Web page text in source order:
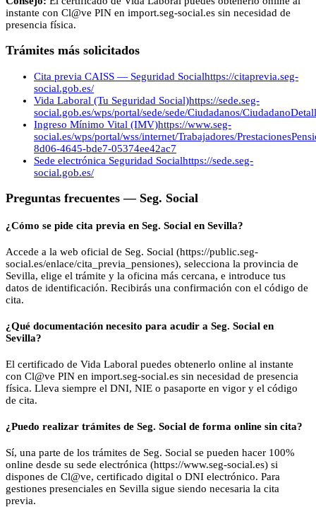
instante con Cl@ve PIN en import.seg-social.es sin necesidad de
presencia física.
Trámites más solicitados
Cita previa CAISS — Seguridad Socialhttps://citaprevia.seg-
social.gob.es/
Vida Laboral (Tu Seguridad Social)https://sede.seg-
social.gob.es/wps/portal/sede/sede/Ciudadanos/
Ingreso Mínimo Vital (IMV)https://www.seg-
social.es/wps/portal/wss/internet/Trabajadores/
8d06-4645-bde7-05374ee42ac7
Sede electrónica Seguridad Socialhttps://sede.seg-
social.gob.es/
Preguntas frecuentes — Seg. Social
¿Cómo se pide cita previa en Seg. Social en Sevilla?
Accede a la web oficial de Seg. Social (https://public.seg-
social.es/enlace/cita_previa_pensiones), selecciona la provincia de
Sevilla, elige el trámite y la oficina más cercana, e introduce tus
datos de identificación. Recibirás una confirmación con el código de
cita.
¿Qué documentación necesito para acudir a Seg. Social en
Sevilla?
El certificado de Vida Laboral puedes obtenerlo online al instante
con Cl@ve PIN en import.seg-social.es sin necesidad de presencia
física. Lleva siempre el DNI, NIE o pasaporte en vigor y el código
de cita.
¿Puedo realizar trámites de Seg. Social de forma online sin cita?
Sí, una parte de los trámites de Seg. Social se pueden hacer 100%
online desde su sede electrónica (https://www.seg-social.es) si
dispones de Cl@ve, certificado digital o DNI electrónico. Para
gestiones presenciales en Sevilla sigue siendo necesaria la cita
previa.